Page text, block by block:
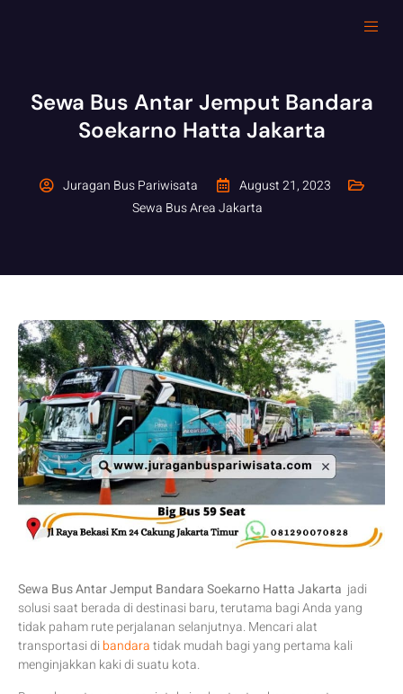
Sewa Bus Antar Jemput Bandara
Soekarno Hatta Jakarta
Juragan Bus Pariwisata
August 21, 2023
Sewa Bus Area Jakarta
Sewa Bus Antar Jemput Bandara Soekarno Hatta Jakarta jadi
solusi saat berada di destinasi baru, terutama bagi Anda yang
tidak paham rute perjalanan selanjutnya. Mencari alat
transportasi di bandaratidak mudah bagi yang pertama kali
menginjakkan kaki di suatu kota.